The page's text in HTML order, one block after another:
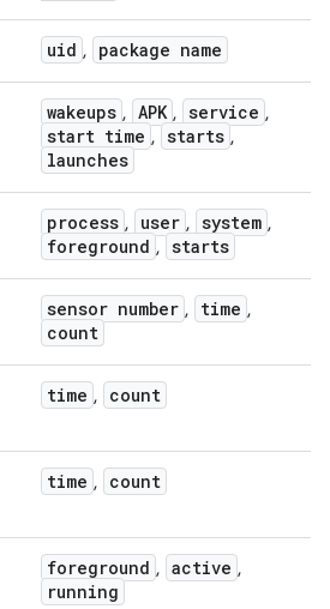
uid , package name
wakeups , APK , service ,
start time , starts ,
launches
process , user , system ,
foreground , starts
sensor number , time ,
count
time , count
time , count
foreground , active ,
running